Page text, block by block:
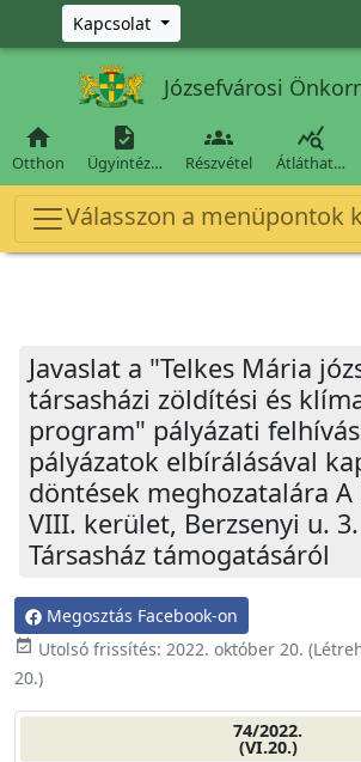
Ugrás a fő tartalomra
Kapcsolat
Józsefvárosi

Otthon

Ügyintéz…

Részvétel

Átláthat…
Válasszon a menüpontok
Javaslat a "Telkes Mária
társasházi zöldítési és
program" pályázati
pályázatok elbírálásával
döntések meghozatalára A
VIII. kerület, Berzsenyi u.
Társasház támogatásáról
Megosztás Facebook-on
event_available Utolsó frissítés: 2022. október 20.
20.)
74/2022.
(VI.20.)